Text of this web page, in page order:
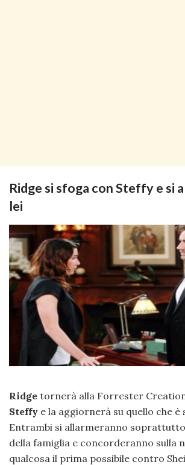
Ridge si sfoga con Steffy e si
lei
Ridge tornerà alla Forrester
Steffy e la aggiornerà su quello che è
Entrambi si allarmeranno
della famiglia e concorderanno sulla
qualcosa il prima possibile contro